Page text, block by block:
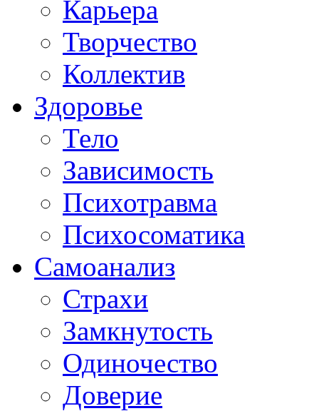
Карьера
Творчество
Коллектив
Здоровье
Тело
Зависимость
Психотравма
Психосоматика
Самоанализ
Страхи
Замкнутость
Одиночество
Доверие